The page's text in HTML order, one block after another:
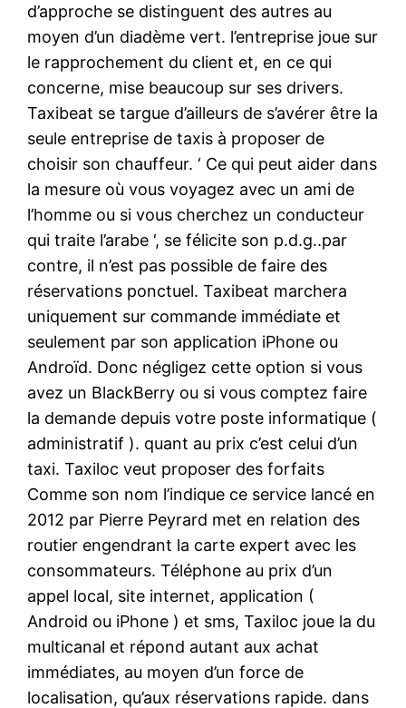
d’approche se distinguent des autres au
moyen d’un diadème vert. l’entreprise joue sur
le rapprochement du client et, en ce qui
concerne, mise beaucoup sur ses drivers.
Taxibeat se targue d’ailleurs de s’avérer être la
seule entreprise de taxis à proposer de
choisir son chauffeur. ‘ Ce qui peut aider dans
la mesure où vous voyagez avec un ami de
l’homme ou si vous cherchez un conducteur
qui traite l’arabe ‘, se félicite son p.d.g..par
contre, il n’est pas possible de faire des
réservations ponctuel. Taxibeat marchera
uniquement sur commande immédiate et
seulement par son application iPhone ou
Androïd. Donc négligez cette option si vous
avez un BlackBerry ou si vous comptez faire
la demande depuis votre poste informatique (
administratif ). quant au prix c’est celui d’un
taxi. Taxiloc veut proposer des forfaits
Comme son nom l’indique ce service lancé en
2012 par Pierre Peyrard met en relation des
routier engendrant la carte expert avec les
consommateurs. Téléphone au prix d’un
appel local, site internet, application (
Android ou iPhone ) et sms, Taxiloc joue la du
multicanal et répond autant aux achat
immédiates, au moyen d’un force de
localisation, qu’aux réservations rapide. dans